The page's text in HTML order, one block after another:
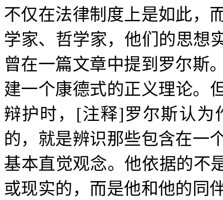
不仅在法律制度上是如此，
学家、哲学家，他们的思想
曾在一篇文章中提到罗尔斯
建一个康德式的正义理论。
辩护时， [注释]罗尔斯认为
的，就是辨识那些包含在一
基本直觉观念。他依据的不
或现实的，而是他和他的同